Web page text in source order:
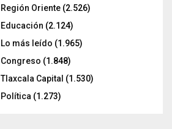
Región Oriente (2.526)
Educación (2.124)
Lo más leído (1.965)
Congreso (1.848)
Tlaxcala Capital (1.530)
Política (1.273)